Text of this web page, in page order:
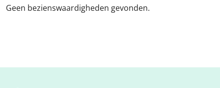
Geen bezienswaardigheden gevonden.